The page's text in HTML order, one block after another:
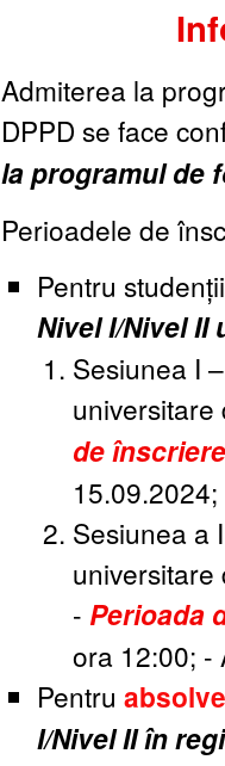
Admiterea la
DPPD se face
la programul de
Perioadele de
Pentru
Nivel I/Nivel II
Sesiunea I
de
Sesiunea a
universitare
- Perioada
ora 12:00; -
Pentru
I/Nivel II în